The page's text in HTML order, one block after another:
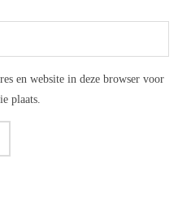
en website in deze browser voor
plaats.